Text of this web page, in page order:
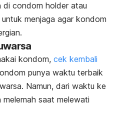
di condom holder atau
menjaga agar kondom
kondom, cek kembali
punya waktu terbaik
Namun, dari waktu ke
saat melewati